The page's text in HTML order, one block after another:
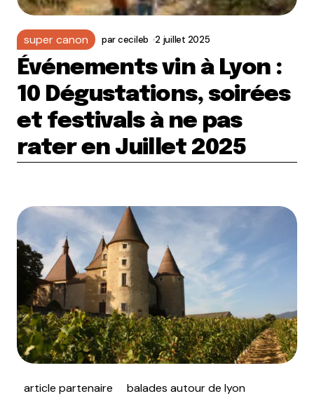
super canon parcecileb 2 juillet 2025
Événements vin à Lyon :
10 Dégustations, soirées
et festivals à ne pas
rater en Juillet 2025
article partenaire
balades autour de lyon